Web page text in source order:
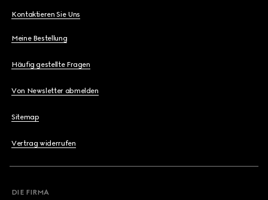
Kontaktieren Sie Uns
Meine Bestellung
Häufig gestellte Fragen
Von Newsletter abmelden
Sitemap
Vertrag widerrufen
DIE FIRMA